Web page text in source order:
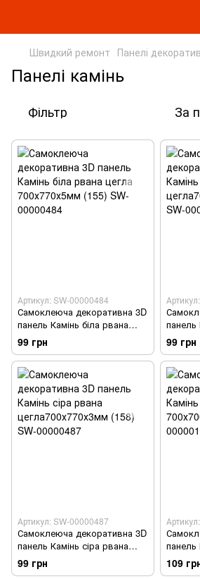
Швидкий ремонт Панелі
Панелі камінь
Фільтр За
Артикул: SW-00000484
Самоклеюча декоративна 3D
панель Камінь біла рвана
цегла 700х770х5мм (155) SW-
00000484
99 грн
панель
00000486
99 грн
Артикул: SW-00000487
Самоклеюча декоративна 3D
панель Камінь сіра рвана
цегла700х770х3мм (158) SW-
00000487
99 грн
панель
109